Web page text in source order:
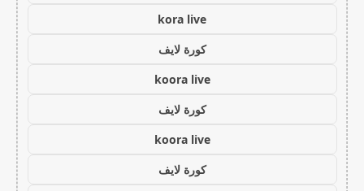
kora live
كورة لايف
koora live
كورة لايف
koora live
كورة لايف